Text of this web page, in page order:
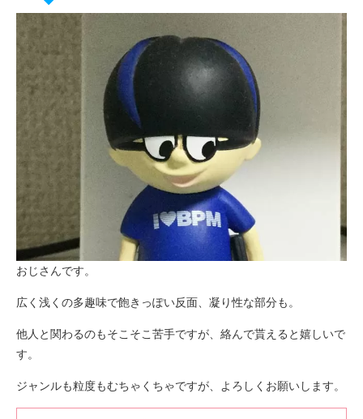
おじさんです。
広く浅くの多趣味で飽きっぽい反面、凝り性な部分も。
他人と関わるのもそこそこ苦手ですが、絡んで貰えると嬉しいで
す。
ジャンルも粒度もむちゃくちゃですが、よろしくお願いします。